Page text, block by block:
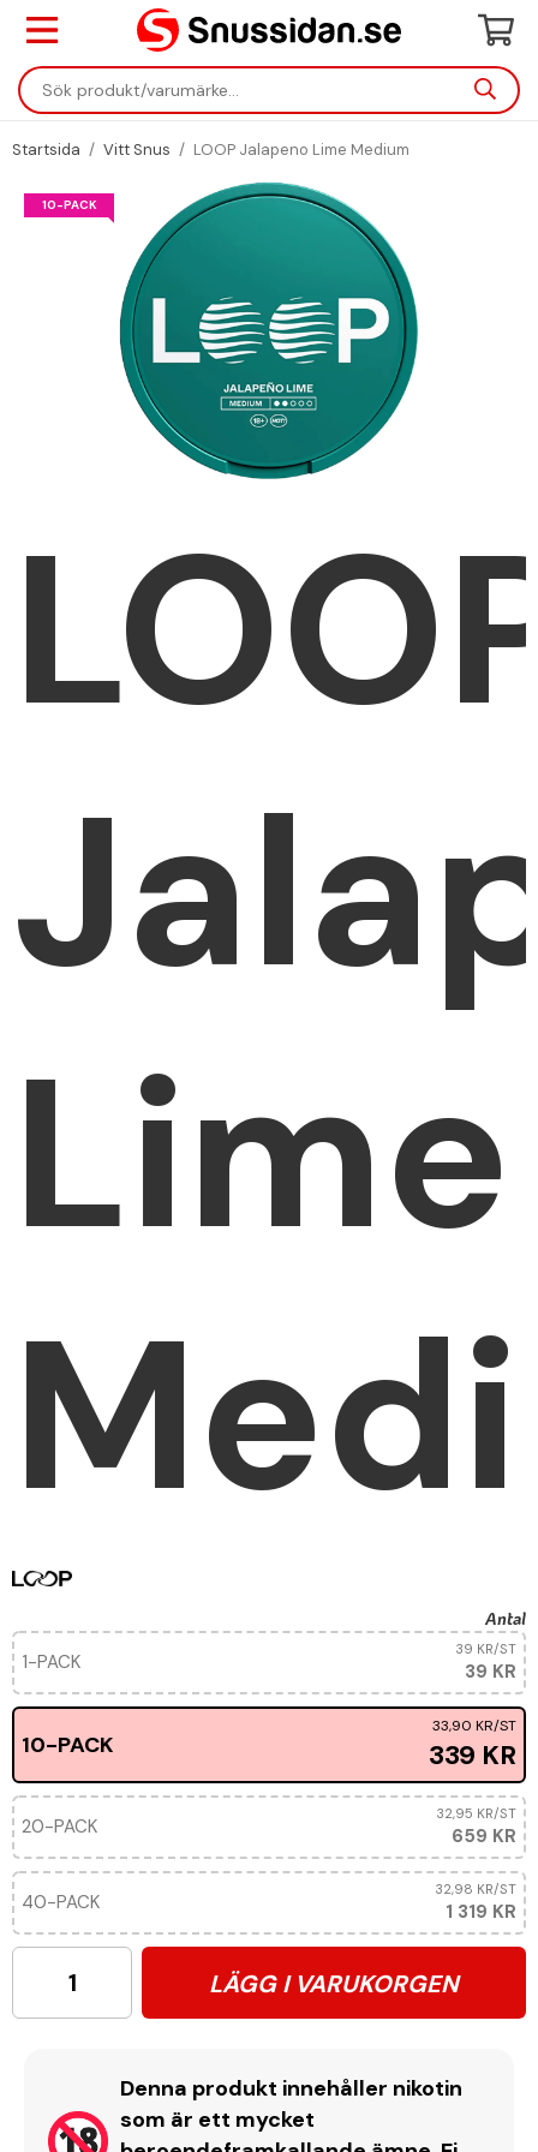
Startsida / Vitt Snus / LOOP Jalapeno Lime Medium
10-PACK
Lime
Antal
1-PACK 39 KR
39 KR/ST
10-PACK 339 KR
33,90 KR/ST
20-PACK 659 KR
32,95 KR/ST
40-PACK 1 319 KR
32,98 KR/ST
LÄGG I VARUKORGEN
Denna produkt innehåller nikotin
som är ett mycket